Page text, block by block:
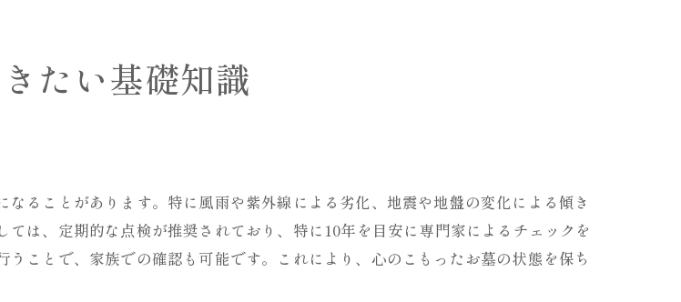
提供するアフターケア
考慮した修繕計画
減らすための工夫
た墓地選びの先見性
たい基礎知識
ることがあります。特に風雨や紫外線による劣化、地震や地盤の変化による傾き
は、定期的な点検が推奨されており、特に10年を目安に専門家によるチェックを
ことで、家族での確認も可能です。これにより、心のこもったお墓の状態を保ち